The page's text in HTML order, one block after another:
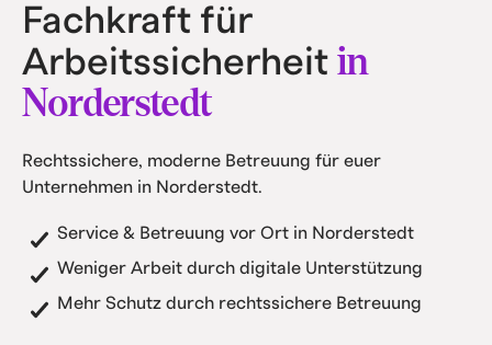
Fachkraft für
Arbeitssicherheit in
Norderstedt
Rechtssichere, moderne Betreuung für euer
Unternehmen in Norderstedt.
Service & Betreuung vor Ort in Norderstedt
Weniger Arbeit durch digitale Unterstützung
Mehr Schutz durch rechtssichere Betreuung